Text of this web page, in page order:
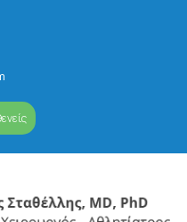
– Αθλητίατρος